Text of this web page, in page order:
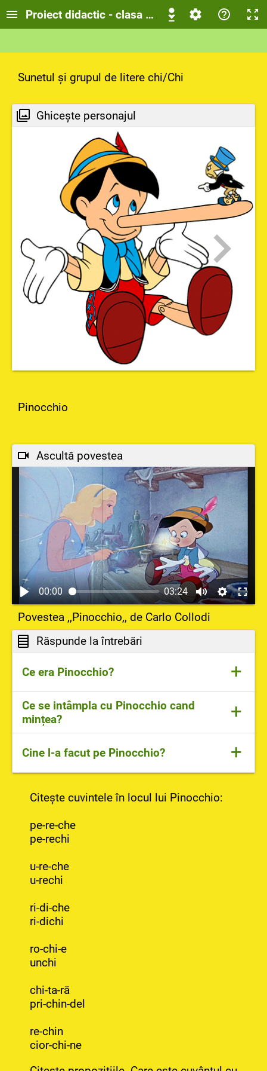
Proiect didactic - clasa I - CLR - Grupul de
Sunetul și grupul de litere chi/Chi
Ghicește personajul
Pinocchio
Ascultă povestea
00:00 03:24
Povestea ,,Pinocchio,, de Carlo Collodi
Răspunde la întrebări
Ce era Pinocchio? +
Pinocchio era o păpușă.
Ce se intâmpla cu Pinocchio cand
mințea?
+
Îi creștea nasul.
Cine l-a facut pe Pinocchio? +
Citește cuvintele în locul lui Pinocchio:
pe-re-che
pe-rechi
u-re-che
u-rechi
ri-di-che
ri-dichi
ro-chi-e
unchi
chi-ta-ră
pri-chin-del
re-chin
cior-chi-ne